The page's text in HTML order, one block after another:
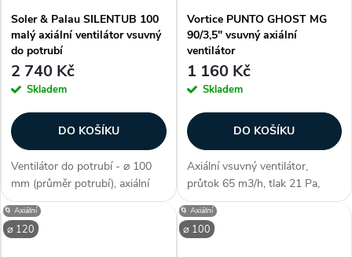
Soler & Palau SILENTUB 100
malý axiální ventilátor vsuvný
do potrubí
2 740 Kč
Skladem
DO KOŠÍKU
Ventilátor do potrubí - ⌀ 100
mm (průměr potrubí), axiální
konstrukce, jednofázový motor
230 V / 50 Hz, integrovaná
zpětná klapka, SILENTBLOK
Vortice PUNTO GHOST MG
90/3,5" vsuvný axiální
ventilátor
1 160 Kč
Skladem
DO KOŠÍKU
Axiální vsuvný ventilátor,
průtok 65 m3/h, tlak 21 Pa,
kluzná ložiska, montáž do
stěny, max. délka potrubí 3m,
průměr 92,5 mm Zákazníci
⌀ 120
🌀 Axiální
⌀ 100
🌀 Axiální